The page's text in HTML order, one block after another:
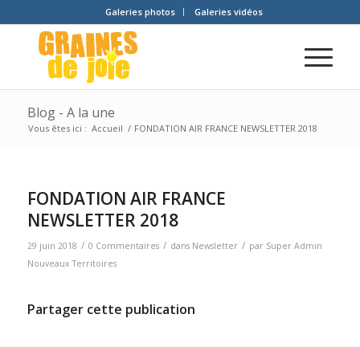
Galeries photos Galeries vidéos
Blog - A la une
Vous êtes ici : Accueil / FONDATION AIR FRANCE NEWSLETTER 2018
FONDATION AIR FRANCE
NEWSLETTER 2018
29 juin 2018 / 0 Commentaires / dans Newsletter / par Super Admin
Nouveaux Territoires
Partager cette publication